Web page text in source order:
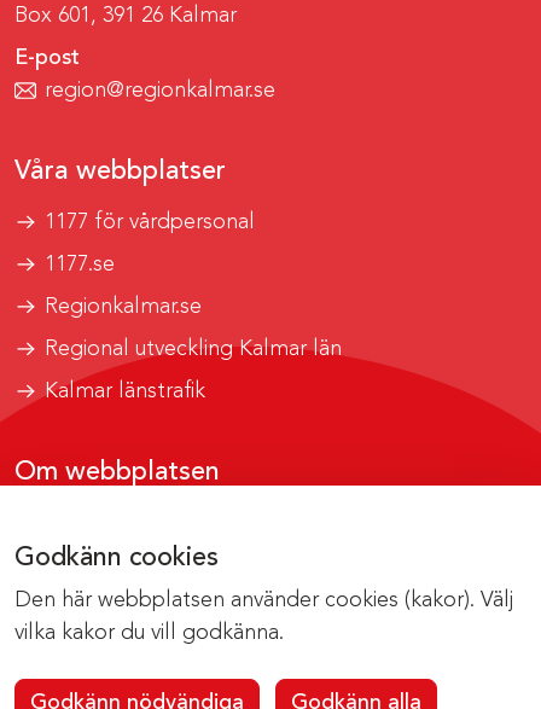
Godkänn cookies
Den här webbplatsen använder cookies (kakor). Välj
vilka kakor du vill godkänna.
Godkänn nödvändiga Godkänn alla
Box 601, 391 26 Kalmar
E-post
region@regionkalmar.se
Våra webbplatser
1177 för vårdpersonal
1177.se
Regionkalmar.se
Regional utveckling Kalmar län
Kalmar länstrafik
Om webbplatsen
Om cookies
Kontakta webbredaktionen